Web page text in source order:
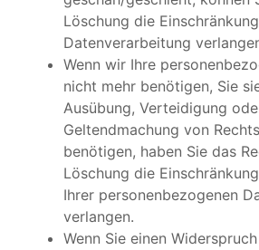
Löschung die
Datenverarbeitung
Wenn wir Ihre
nicht mehr benötigen, Sie
Ausübung, Verteidigung
Geltendmachung von
benötigen, haben Sie das
Löschung die
Ihrer personenbezogenen
verlangen.
Wenn Sie einen